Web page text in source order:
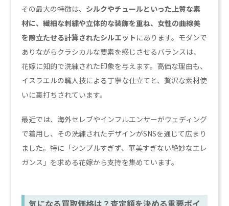
その最大の特徴は、 シルクやチュールといった上質な素
材に、繊細な刺繍や立体的な装飾を重ね、女性の曲線美
を際立たせる計算されたシルエットにあります。モダンで
ありながらクラシカルな要素を感じさせるバランスは、
花嫁に知的で洗練された印象を与えます。高価な理由も、
イスラエルの職人技による丁寧な仕立てと、贅沢な素材使
いに裏打ちされています。
最近では、海外セレブやインフルエンサーがウェディング
で着用し、その洗練されたデザインがSNSを通じて広まり
ました。特に「シンプルすぎず、華美すぎない絶妙なエレ
ガンス」を求める花嫁から支持を集めています。